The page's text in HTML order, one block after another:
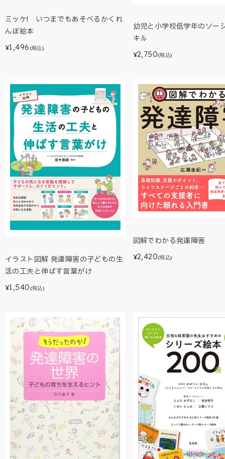
ミッケ! いつまでもあそべるかくれ
んぼ絵本
¥1,496 (税込)
幼児と小学校低学年のソー
キル
¥2,750(税込)
イラスト図解 発達障害の子どもの生
活の工夫と伸ばす言葉がけ
¥1,540 (税込)
図解でわかる発達障害
¥2,420(税込)